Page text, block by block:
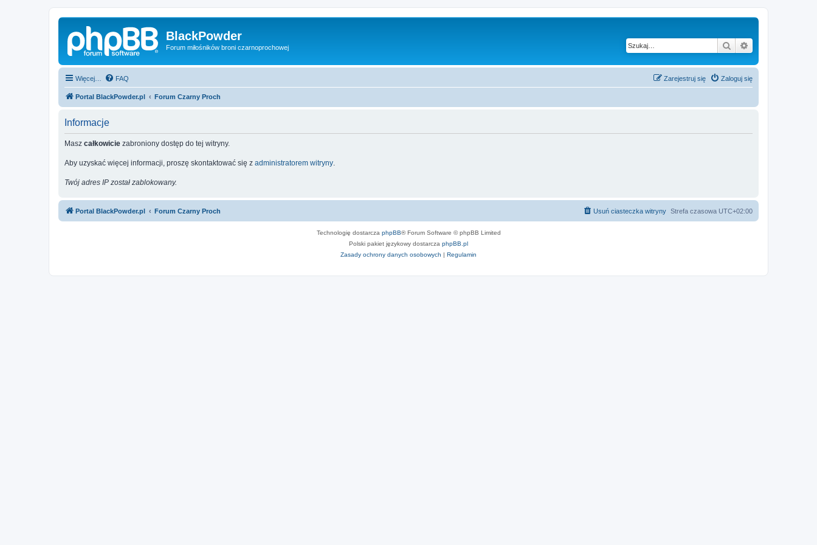
BlackPowder
Forum miłośników broni czarnoprochowej Szukaj
Więcej… FAQ Zaloguj się
Zarejestruj się
Portal BlackPowder.pl Forum Czarny Proch
Informacje
Masz całkowicie zabroniony dostęp do tej witryny.
Aby uzyskać więcej informacji, proszę skontaktować się z administratorem witryny
Twój adres IP został zablokowany.
Portal BlackPowder.pl Forum Czarny Proch Strefa czasowa UTC+02:00
Usuń ciasteczka witryny
Technologię dostarcza phpBB® Forum Software © phpBB Limited
Polski pakiet językowy dostarcza phpBB.pl
Zasady ochrony danych osobowych | Regulamin